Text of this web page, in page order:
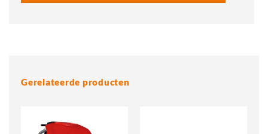
Gerelateerde producten